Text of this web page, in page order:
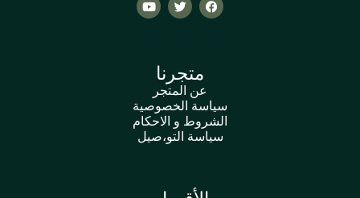
متجرنا
عن المتجر
سياسة الخصوصية
الشروط و الاحكام
سياسة التو،صيل